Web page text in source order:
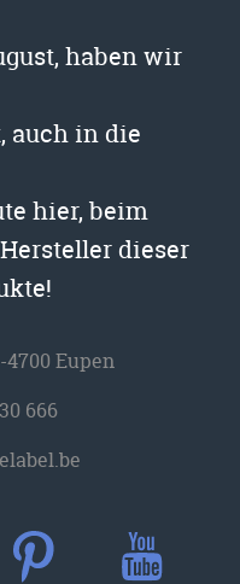
haben wir
auch in die
hier, beim
dieser
Eupen
666